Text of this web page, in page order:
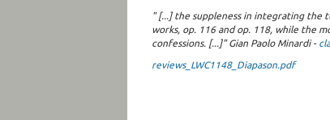
" [...] the suppleness in integrating the
works, op. 116 and op. 118, while the
confessions. [...]"Gian Paolo Minardi -
reviews_LWC1148_Diapason.pdf